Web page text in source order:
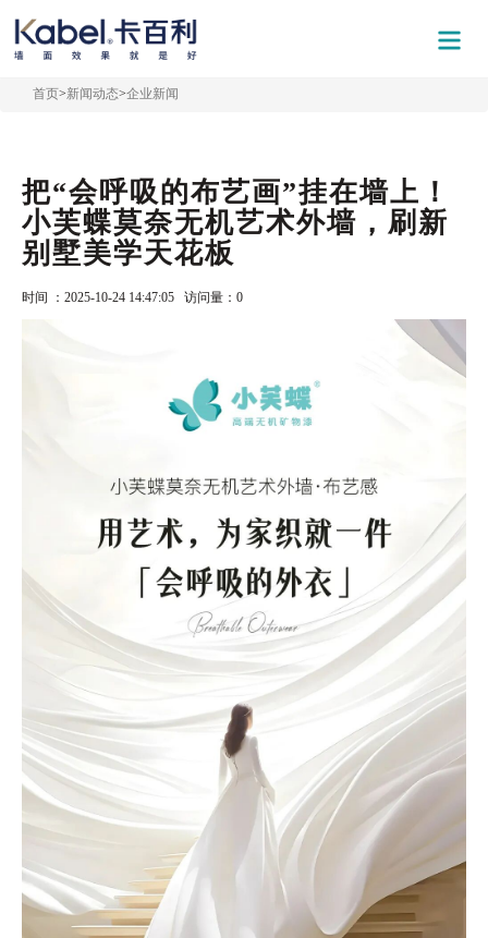
首页>新闻动态>企业新闻
把“会呼吸的布艺画”挂在墙上！
小芙蝶莫奈无机艺术外墙，刷新
别墅美学天花板
时间 ：2025-10-24 14:47:05 访问量： 0